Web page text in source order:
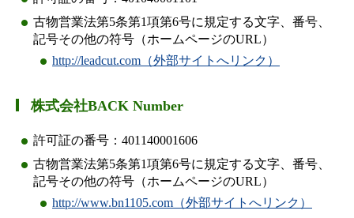
古物営業法第5条第1項第6号に規定する文字、番号、
記号その他の符号（ホームページのURL）
http://leadcut.com（外部サイトへリンク）
株式会社BACK Number
許可証の番号：401140001606
古物営業法第5条第1項第6号に規定する文字、番号、
記号その他の符号（ホームページのURL）
http://www.bn1105.com（外部サイトへリンク）